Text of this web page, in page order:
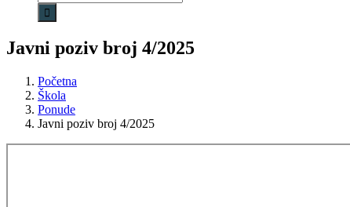
Javni poziv broj 4/2025
Početna
Škola
Ponude
Javni poziv broj 4/2025